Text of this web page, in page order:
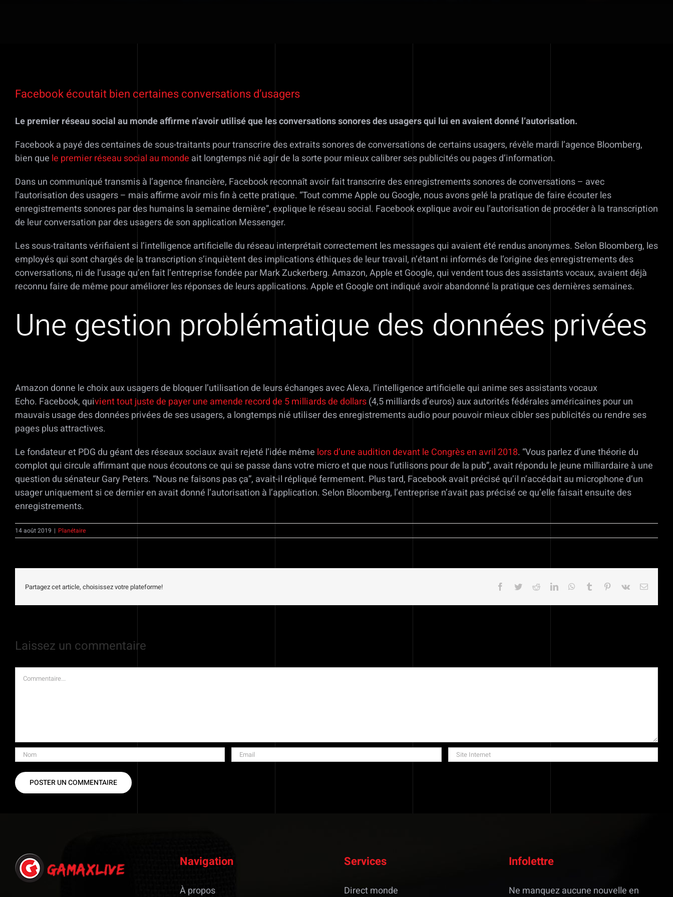
l'image
Facebook écoutait bien certaines conversations d’usagers
Le premier réseau social au monde affirme n’avoir utilisé que les conversations sonores des usagers qui lui en avaient donné l’autorisation.
Facebook a payé des centaines de sous-traitants pour transcrire des extraits sonores de conversations de certains usagers, révèle mardi l’agence Bloomberg,
bien que le premier réseau social au monde ait longtemps nié agir de la sorte pour mieux calibrer ses publicités ou pages d’information.
Dans un communiqué transmis à l’agence financière, Facebook reconnaît avoir fait transcrire des enregistrements sonores de conversations – avec
l’autorisation des usagers – mais affirme avoir mis fin à cette pratique. “Tout comme Apple ou Google, nous avons gelé la pratique de faire écouter les
enregistrements sonores par des humains la semaine dernière”, explique le réseau social. Facebook explique avoir eu l’autorisation de procéder à la transcription
de leur conversation par des usagers de son application Messenger.
Les sous-traitants vérifiaient si l’intelligence artificielle du réseau interprétait correctement les messages qui avaient été rendus anonymes. Selon Bloomberg, les
employés qui sont chargés de la transcription s’inquiètent des implications éthiques de leur travail, n’étant ni informés de l’origine des enregistrements des
conversations, ni de l’usage qu’en fait l’entreprise fondée par Mark Zuckerberg. Amazon, Apple et Google, qui vendent tous des assistants vocaux, avaient déjà
reconnu faire de même pour améliorer les réponses de leurs applications. Apple et Google ont indiqué avoir abandonné la pratique ces dernières semaines.
Une gestion problématique des données privées
Amazon donne le choix aux usagers de bloquer l’utilisation de leurs échanges avec Alexa, l’intelligence artificielle qui anime ses assistants vocaux
Echo. Facebook, quivient tout juste de payer une amende record de 5 milliards de dollars(4,5 milliards d’euros) aux autorités fédérales américaines pour un
mauvais usage des données privées de ses usagers, a longtemps nié utiliser des enregistrements audio pour pouvoir mieux cibler ses publicités ou rendre ses
pages plus attractives.
Le fondateur et PDG du géant des réseaux sociaux avait rejeté l’idée même lors d’une audition devant le Congrès en avril 2018. “Vous parlez d’une théorie du
complot qui circule affirmant que nous écoutons ce qui se passe dans votre micro et que nous l’utilisons pour de la pub”, avait répondu le jeune milliardaire à une
question du sénateur Gary Peters. “Nous ne faisons pas ça”, avait-il répliqué fermement. Plus tard, Facebook avait précisé qu’il n’accédait au microphone d’un
usager uniquement si ce dernier en avait donné l’autorisation à l’application. Selon Bloomberg, l’entreprise n’avait pas précisé ce qu’elle faisait ensuite des
enregistrements.
14 août 2019 | Planétaire
Partagez cet article, choisissez votre plateforme! Facebook
TwitterRedditLinkedInWhatsApp
Tumblr Pinterest
Vk Email
Laissez un commentaire
Commentaire
Navigation
À propos
Services
Direct monde
Infolettre
Ne manquez aucune nouvelle en